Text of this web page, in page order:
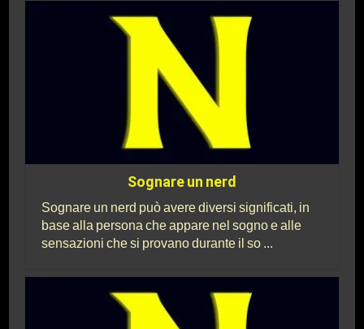
Sognare un nerd
Sognare un nerd può avere diversi significati, in
base alla persona che appare nel sogno e alle
sensazioni che si provano durante il so ...